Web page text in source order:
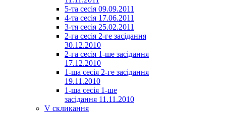
5-та сесія 09.09.2011
4-та сесія 17.06.2011
3-тя сесія 25.02.2011
2-га сесія 2-ге засідання
30.12.2010
2-га сесія 1-ше засідання
17.12.2010
1-ша сесія 2-ге засідання
19.11.2010
1-ша сесія 1-ше
засідання 11.11.2010
V скликання